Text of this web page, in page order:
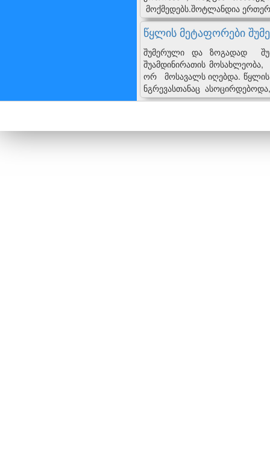
მოქმედებს.შოტლანდია
წყლის მეტაფორები
შუმერული და ზოგადად
შუამდინირათის მოსახლეობა,
ორ მოსავალს იღებდა. წყლის
ნგრევასთანაც